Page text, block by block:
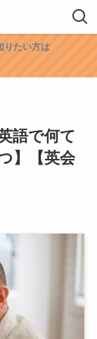
りたい方は
語で何て
】【英会